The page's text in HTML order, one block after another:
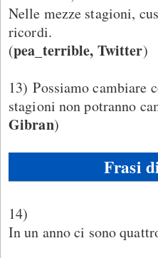
Nelle mezze stagioni,
ricordi.
(pea_terrible, Twitter)
13) Possiamo cambiare
stagioni non potranno
Gibran)
Frasi
14)
In un anno ci sono